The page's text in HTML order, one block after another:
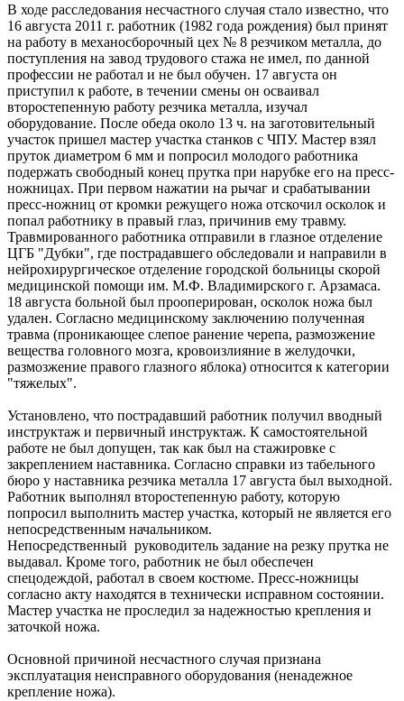
В ходе расследования несчастного случая стало известно, что
16 августа 2011 г. работник (1982 года рождения) был принят
на работу в механосборочный цех № 8 резчиком металла, до
поступления на завод трудового стажа не имел, по данной
профессии не работал и не был обучен. 17 августа он
приступил к работе, в течении смены он осваивал
второстепенную работу резчика металла, изучал
оборудование. После обеда около 13 ч. на заготовительный
участок пришел мастер участка станков с ЧПУ. Мастер взял
пруток диаметром 6 мм и попросил молодого работника
подержать свободный конец прутка при нарубке его на пресс-
ножницах. При первом нажатии на рычаг и срабатывании
пресс-ножниц от кромки режущего ножа отскочил осколок и
попал работнику в правый глаз, причинив ему травму.
Травмированного работника отправили в глазное отделение
ЦГБ "Дубки", где пострадавшего обследовали и направили в
нейрохирургическое отделение городской больницы скорой
медицинской помощи им. М.Ф. Владимирского г. Арзамаса.
18 августа больной был прооперирован, осколок ножа был
удален. Согласно медицинскому заключению полученная
травма (проникающее слепое ранение черепа, размозжение
вещества головного мозга, кровоизлияние в желудочки,
размозжение правого глазного яблока) относится к категории
"тяжелых".
Установлено, что пострадавший работник получил вводный
инструктаж и первичный инструктаж. К самостоятельной
работе не был допущен, так как был на стажировке с
закреплением наставника. Согласно справки из табельного
бюро у наставника резчика металла 17 августа был выходной.
Работник выполнял второстепенную работу, которую
попросил выполнить мастер участка, который не является его
непосредственным начальником.
Непосредственный руководитель задание на резку прутка не
выдавал. Кроме того, работник не был обеспечен
спецодеждой, работал в своем костюме. Пресс-ножницы
согласно акту находятся в технически исправном состоянии.
Мастер участка не проследил за надежностью крепления и
заточкой ножа.
Основной причиной несчастного случая признана
эксплуатация неисправного оборудования (ненадежное
крепление ножа).